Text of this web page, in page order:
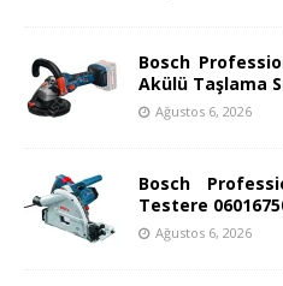
Bosch
Akülü Taşlama
Ağustos 6, 2026
Bosch
Testere
Ağustos 6, 2026